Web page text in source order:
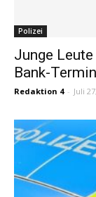
Polizei
Junge
Bank-
Redaktion 4 - Juli